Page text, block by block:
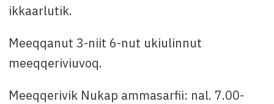
ikkaarlutik.
Meeqqanut 3-niit 6-nut ukiulinnut
meeqqeriviuvoq.
Meeqqerivik Nukap ammasarfii: nal. 7.00-